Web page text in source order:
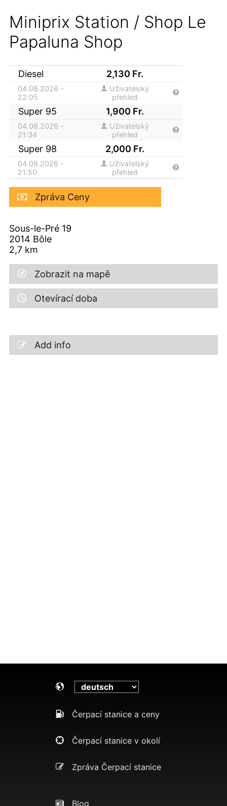
Miniprix Station / Shop Le
Papaluna Shop
Diesel 2,130 Fr.
04.08.2026 -
22:05
Uživatelský
přehled
Super 95 1,900 Fr.
04.08.2026 -
21:34
Uživatelský
přehled
Super 98 2,000 Fr.
04.08.2026 -
21:50
Uživatelský
přehled
Zpráva Ceny
Sous-le-Pré 19
2014 Bôle
2,7 km
Zobrazit na mapě
Otevírací doba
Add info
Čerpací stanice a ceny
Čerpací stanice v okolí
Zpráva Čerpací stanice
Blog